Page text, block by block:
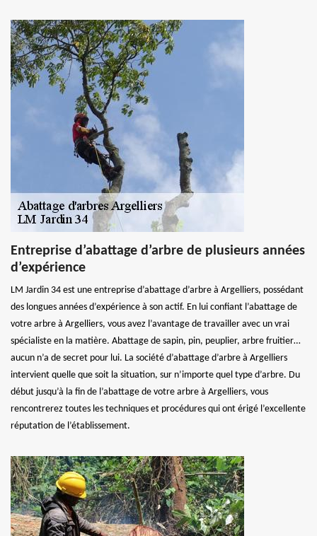
Entreprise d’abattage d’arbre de plusieurs années
d’expérience
LM Jardin 34 est une entreprise d’abattage d’arbre à Argelliers, possédant
des longues années d’expérience à son actif. En lui confiant l’abattage de
votre arbre à Argelliers, vous avez l’avantage de travailler avec un vrai
spécialiste en la matière. Abattage de sapin, pin, peuplier, arbre fruitier…
aucun n’a de secret pour lui. La société d’abattage d’arbre à Argelliers
intervient quelle que soit la situation, sur n’importe quel type d’arbre. Du
début jusqu’à la fin de l’abattage de votre arbre à Argelliers, vous
rencontrerez toutes les techniques et procédures qui ont érigé l’excellente
réputation de l’établissement.